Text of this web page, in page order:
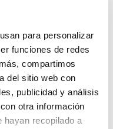
para personalizar
funciones de redes
compartimos
del sitio web con
publicidad y análisis
otra información
hayan recopilado a
los tenemos
la posibilidad de
Actualmente no
¿De qué
consume menos,
apenas